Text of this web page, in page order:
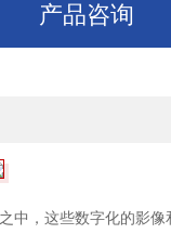
产品咨询
，这些数字化的影像